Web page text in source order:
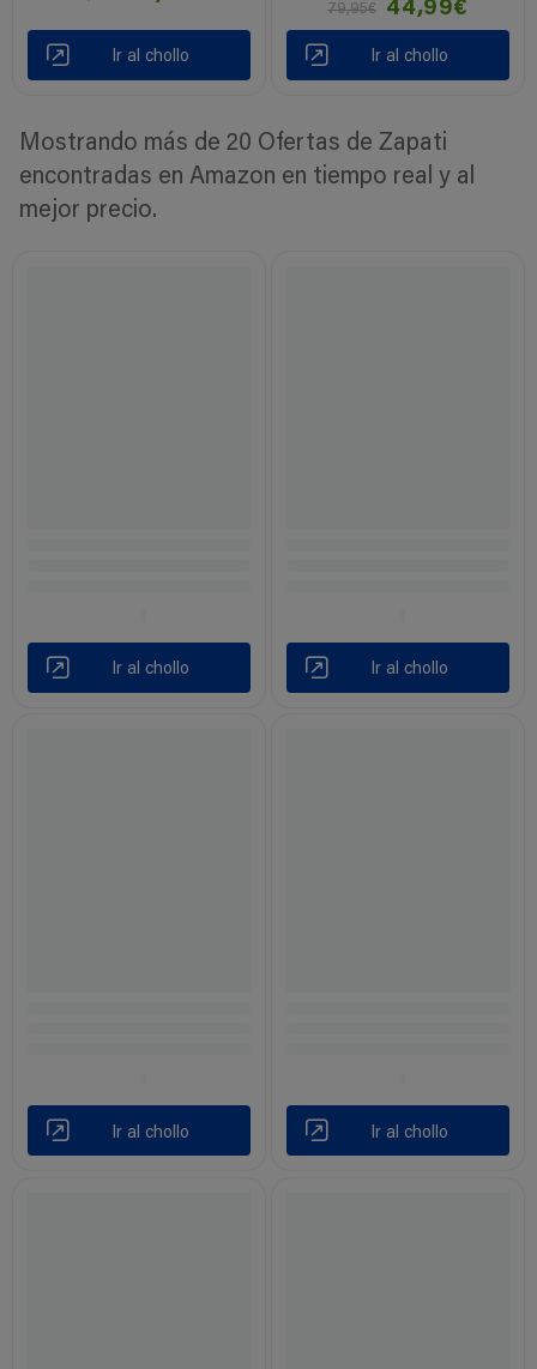
Ir al chollo
79,95€ 44,99€
Ir al chollo
Mostrando más de 20 Ofertas de Zapati
encontradas en Amazon en tiempo real y al
mejor precio.
Ir al chollo Ir al chollo
Ir al chollo Ir al chollo